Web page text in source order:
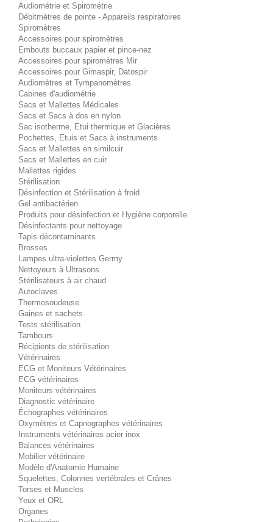
Audiométrie et Spirométrie
Débitmètres de pointe - Appareils respiratoires
Spiromètres
Accessoires pour spiromètres
Embouts buccaux papier et pince-nez
Accessoires pour spiromètres Mir
Accessoires pour Gimaspir, Datospir
Audiomètres et Tympanomètres
Cabines d'audiométrie
Sacs et Mallettes Médicales
Sacs et Sacs à dos en nylon
Sac isotherme, Etui thermique et Glacières
Pochettes, Etuis et Sacs à instruments
Sacs et Mallettes en similcuir
Sacs et Mallettes en cuir
Mallettes rigides
Stérilisation
Désinfection et Stérilisation à froid
Gel antibactérien
Produits pour désinfection et Hygiène corporelle
Désinfectants pour nettoyage
Tapis décontaminants
Brosses
Lampes ultra-violettes Germy
Nettoyeurs à Ultrasons
Stérilisateurs à air chaud
Autoclaves
Thermosoudeuse
Gaines et sachets
Tests stérilisation
Tambours
Récipients de stérilisation
Vétérinaires
ECG et Moniteurs Vétérinaires
ECG vétérinaires
Moniteurs vétérinaires
Diagnostic vétérinaire
Échographes vétérinaires
Oxymètres et Capnographes vétérinaires
Instruments vétérinaires acier inox
Balances vétérinaires
Mobilier vétérinaire
Modèle d'Anatomie Humaine
Squelettes, Colonnes vertébrales et Crânes
Torses et Muscles
Yeux et ORL
Organes